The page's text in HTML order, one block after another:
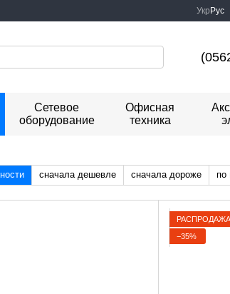
Укр Рус
Сетевое
оборудование
Офисная
техника
сначала дешевле сначала дороже по
РАСПРОДАЖА
−35%